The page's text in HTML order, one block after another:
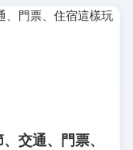
交通、門票、